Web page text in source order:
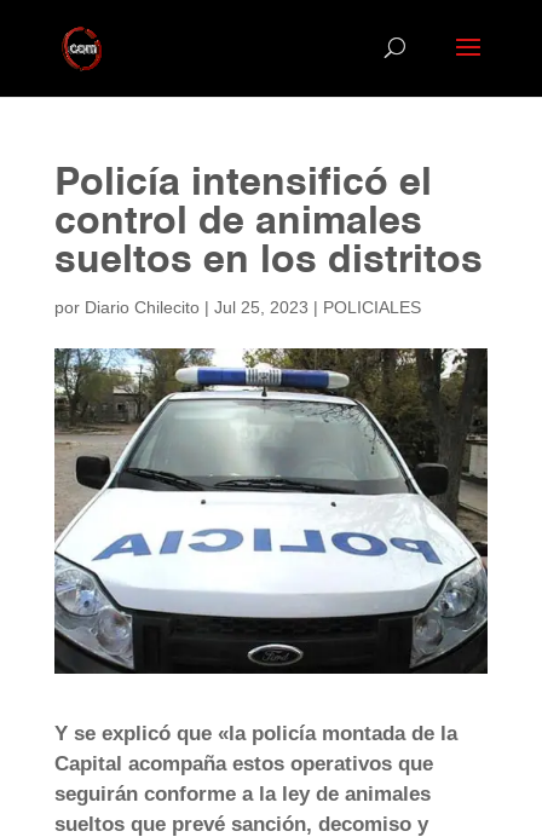
Policía intensificó el
control de animales
sueltos en los distritos
por Diario Chilecito| Jul 25, 2023 | POLICIALES
Y se explicó que «la policía montada de la
Capital acompaña estos operativos que
seguirán conforme a la ley de animales
sueltos que prevé sanción, decomiso y